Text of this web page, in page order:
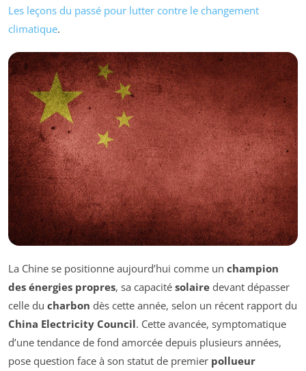
Les leçons du passé pour lutter contre le changement
climatique.
La Chine se positionne aujourd’hui comme un champion
des énergies propres, sa capacité solaire devant dépasser
celle du charbon dès cette année, selon un récent rapport du
China Electricity Council. Cette avancée, symptomatique
d’une tendance de fond amorcée depuis plusieurs années,
pose question face à son statut de premier pollueur